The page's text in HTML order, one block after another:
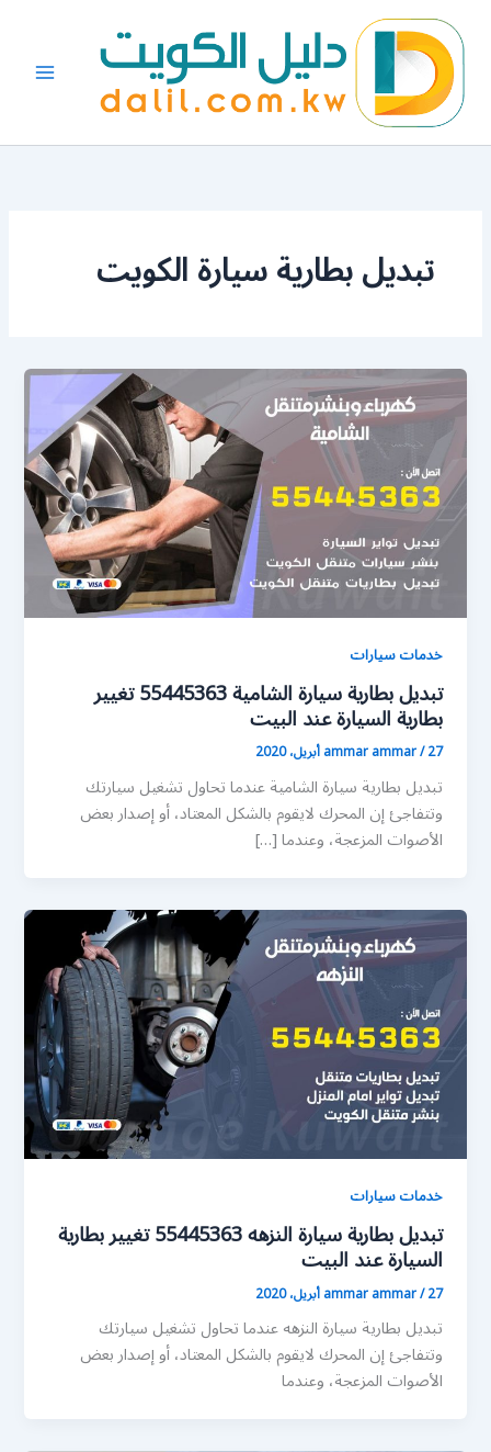
المحتوى
تبديل بطارية سيارة الكويت
خدمات سيارات
تبديل بطارية سيارة الشامية 55445363 تغيير
بطارية السيارة عند البيت
ammar ammar/27 أبريل، 2020
تبديل بطارية سيارة الشامية عندما تحاول تشغيل سيارتك
وتتفاجئ إن المحرك لايقوم بالشكل المعتاد، أو إصدار بعض
الأصوات المزعجة، وعندما […]
خدمات سيارات
تبديل بطارية سيارة النزهه 55445363 تغيير بطارية
السيارة عند البيت
ammar ammar/27 أبريل، 2020
تبديل بطارية سيارة النزهه عندما تحاول تشغيل سيارتك
وتتفاجئ إن المحرك لايقوم بالشكل المعتاد، أو إصدار بعض
الأصوات المزعجة، وعندما